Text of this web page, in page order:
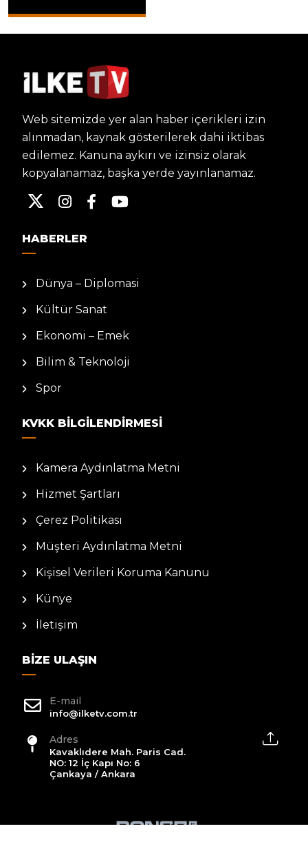
Web sitemizde yer alan haber içerikleri izin
alınmadan, kaynak gösterilerek dahi iktibas
edilemez. Kanuna aykırı ve izinsiz olarak
kopyalanamaz, başka yerde yayınlanamaz.
HABERLER
Dünya – Diplomasi
Kültür Sanat
Ekonomi – Emek
Bilim & Teknoloji
Spor
KVKK BILGILENDIRMESI
Kamera Aydınlatma Metni
Hizmet Şartları
Çerez Politikası
Müşteri Aydınlatma Metni
Kişisel Verileri Koruma Kanunu
Künye
İletişim
BIZE ULAŞIN
E-mail
info@ilketv.com.tr
Adres
Kavaklıdere Mah. Paris Cad.
NO: 12 İç Kapı No: 6
Çankaya / Ankara